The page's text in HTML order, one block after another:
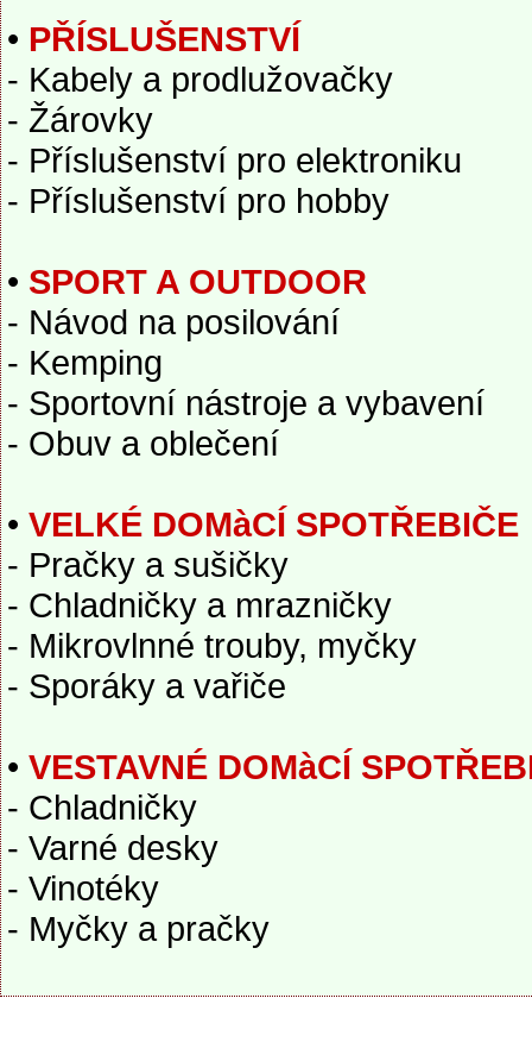
• PŘÍSLUŠENSTVÍ
- Kabely a prodlužovačky
- Žárovky
- Příslušenství pro elektroniku
- Příslušenství pro hobby
• SPORT A OUTDOOR
- Návod na posilování
- Kemping
- Sportovní nástroje a vybavení
- Obuv a oblečení
• VELKÉ DOMàCÍ SPOTŘEBIČE
- Pračky a sušičky
- Chladničky a mrazničky
- Mikrovlnné trouby, myčky
- Sporáky a vařiče
• VESTAVNÉ DOMàCÍ
- Chladničky
- Varné desky
- Vinotéky
- Myčky a pračky